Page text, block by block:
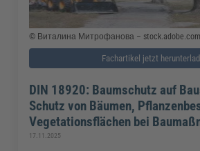
© Виталина Митрофанова – stock.adobe.com
Fachartikel jetzt
DIN 18920: Baumschutz auf
Schutz von Bäumen,
Vegetationsflächen bei
17.11.2025